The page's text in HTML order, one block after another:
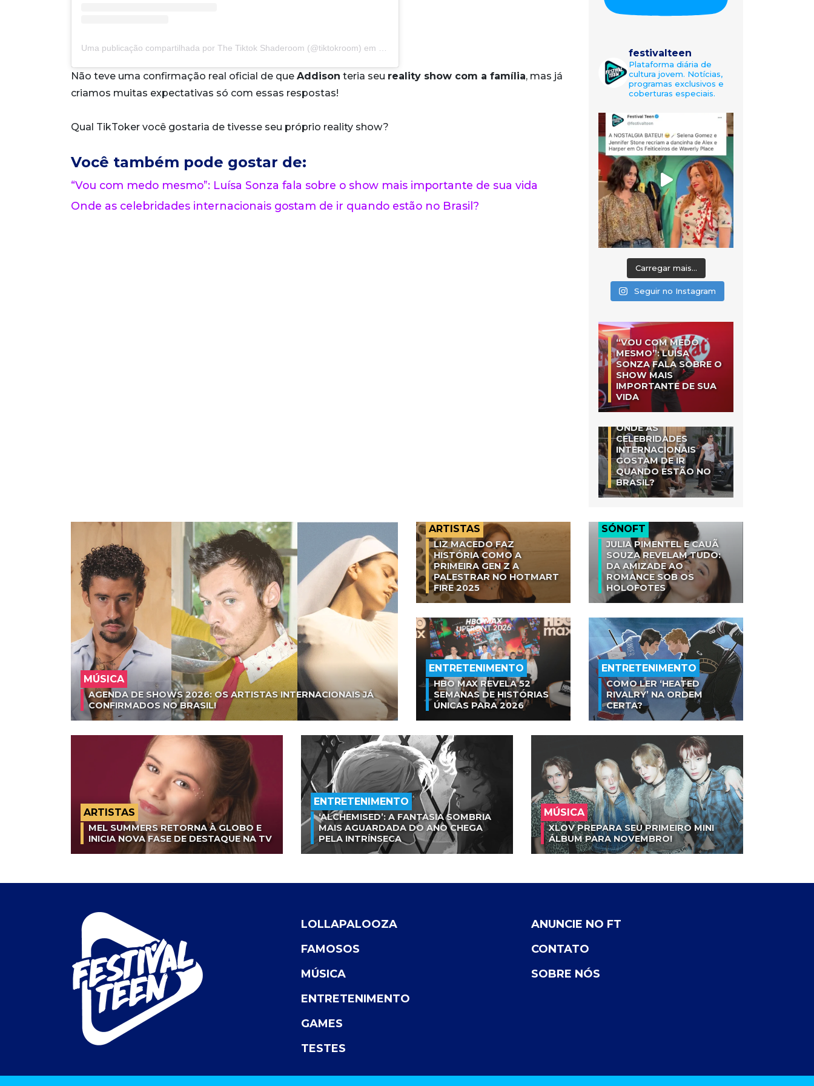
Uma publicação compartilhada por The Tiktok Shaderoom (@tiktokroom) em
Não teve uma confirmação real oficial de que Addison teria seu reality show com a família, mas já
criamos muitas expectativas só com essas respostas!
Qual TikToker você gostaria de tivesse seu próprio reality show?
Você também pode gostar de:
“Vou com medo mesmo”: Luísa Sonza fala sobre o show mais importante de sua vida
Onde as celebridades internacionais gostam de ir quando estão no Brasil?
festivalteen
Plataforma diária de
cultura jovem. Notícias,
programas exclusivos e
coberturas especiais.
Carregar mais...
Seguir no Instagram
“VOU COM MEDO
MESMO”: LUÍSA
SONZA FALA SOBRE O
SHOW MAIS
IMPORTANTE DE SUA
VIDA
ONDE AS
CELEBRIDADES
INTERNACIONAIS
GOSTAM DE IR
QUANDO ESTÃO NO
BRASIL?
MÚSICA
AGENDA DE SHOWS 2026: OS ARTISTAS INTERNACIONAIS JÁ
CONFIRMADOS NO BRASIL!
ARTISTAS
LIZ MACEDO FAZ
HISTÓRIA COMO A
PRIMEIRA GEN Z A
PALESTRAR NO HOTMART
FIRE 2025
SÓNOFT
JULIA PIMENTEL E CAUÃ
SOUZA REVELAM TUDO:
DA AMIZADE AO
ROMANCE SOB OS
HOLOFOTES
ENTRETENIMENTO
HBO MAX REVELA 52
SEMANAS DE HISTÓRIAS
ÚNICAS PARA 2026
ENTRETENIMENTO
COMO LER ‘HEATED
RIVALRY’ NA ORDEM
CERTA?
ARTISTAS
MEL SUMMERS RETORNA À GLOBO E
INICIA NOVA FASE DE DESTAQUE NA TV
ENTRETENIMENTO
‘ALCHEMISED’: A FANTASIA SOMBRIA
MAIS AGUARDADA DO ANO CHEGA
PELA INTRÍNSECA
MÚSICA
XLOV PREPARA SEU PRIMEIRO MINI
ÁLBUM PARA NOVEMBRO!
LOLLAPALOOZA
FAMOSOS
MÚSICA
ENTRETENIMENTO
GAMES
TESTES
ANUNCIE NO FT
CONTATO
SOBRE NÓS